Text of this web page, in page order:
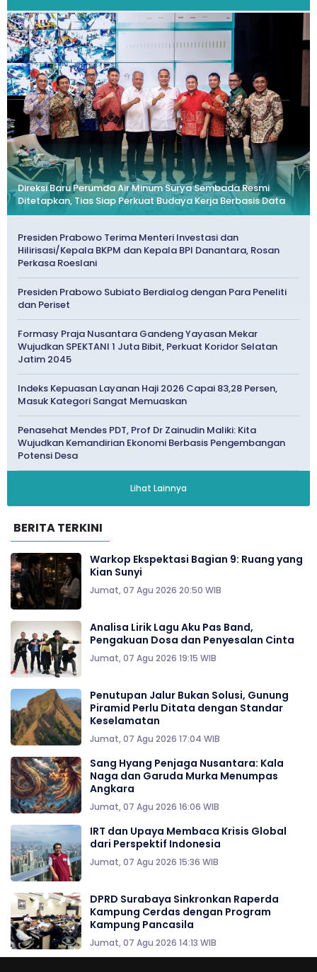
Direksi Baru Perumda Air Minum Surya Sembada Resmi
Ditetapkan, Tias Siap Perkuat Budaya Kerja Berbasis Data
Presiden Prabowo Terima Menteri Investasi dan
Hilirisasi/Kepala BKPM dan Kepala BPI Danantara, Rosan
Perkasa Roeslani
Presiden Prabowo Subiato Berdialog dengan Para Peneliti
dan Periset
Formasy Praja Nusantara Gandeng Yayasan Mekar
Wujudkan SPEKTANI 1 Juta Bibit, Perkuat Koridor Selatan
Jatim 2045
Indeks Kepuasan Layanan Haji 2026 Capai 83,28 Persen,
Masuk Kategori Sangat Memuaskan
Penasehat Mendes PDT, Prof Dr Zainudin Maliki: Kita
Wujudkan Kemandirian Ekonomi Berbasis Pengembangan
Potensi Desa
Lihat Lainnya
BERITA TERKINI
Warkop Ekspektasi Bagian 9: Ruang yang
Kian Sunyi
Jumat, 07 Agu 2026 20:50 WIB
Analisa Lirik Lagu Aku Pas Band,
Pengakuan Dosa dan Penyesalan Cinta
Jumat, 07 Agu 2026 19:15 WIB
Penutupan Jalur Bukan Solusi, Gunung
Piramid Perlu Ditata dengan Standar
Keselamatan
Jumat, 07 Agu 2026 17:04 WIB
Sang Hyang Penjaga Nusantara: Kala
Naga dan Garuda Murka Menumpas
Angkara
Jumat, 07 Agu 2026 16:06 WIB
IRT dan Upaya Membaca Krisis Global
dari Perspektif Indonesia
Jumat, 07 Agu 2026 15:36 WIB
DPRD Surabaya Sinkronkan Raperda
Kampung Cerdas dengan Program
Kampung Pancasila
Jumat, 07 Agu 2026 14:13 WIB